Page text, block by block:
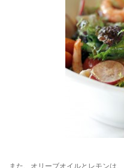
また、オリーブオイルとレモンは、